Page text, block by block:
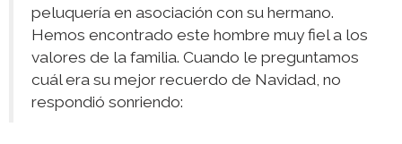
peluquería en asociación con su hermano.
Hemos encontrado este hombre muy fiel a los
valores de la familia. Cuando le preguntamos
cuál era su mejor recuerdo de Navidad, no
respondió sonriendo: